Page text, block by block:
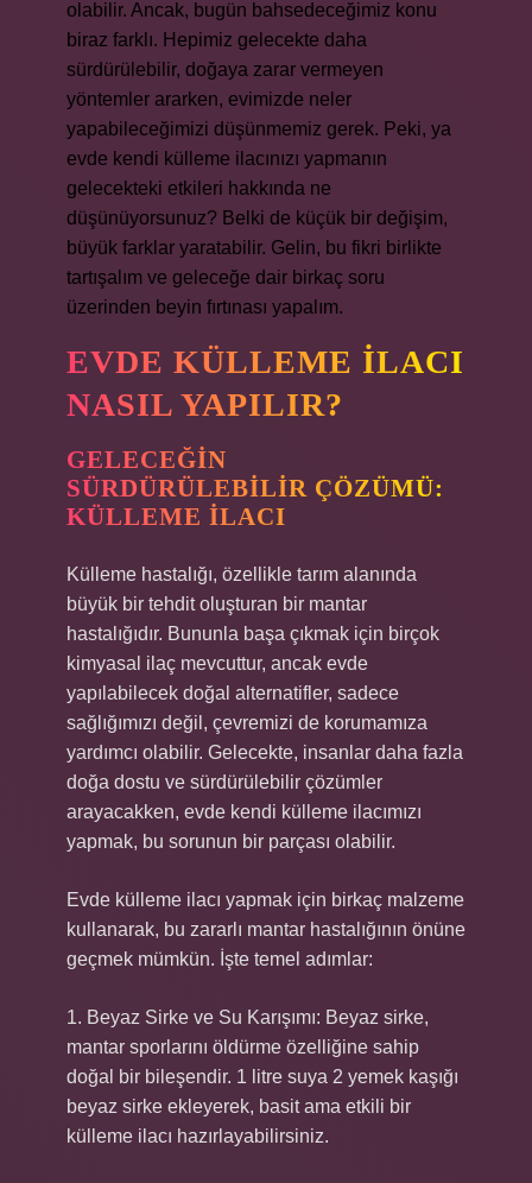
olabilir. Ancak, bugün bahsedeceğimiz konu
biraz farklı. Hepimiz gelecekte daha
sürdürülebilir, doğaya zarar vermeyen
yöntemler ararken, evimizde neler
yapabileceğimizi düşünmemiz gerek. Peki, ya
evde kendi külleme ilacınızı yapmanın
gelecekteki etkileri hakkında ne
düşünüyorsunuz? Belki de küçük bir değişim,
büyük farklar yaratabilir. Gelin, bu fikri birlikte
tartışalım ve geleceğe dair birkaç soru
üzerinden beyin fırtınası yapalım.
EVDE KÜLLEME İLACI
NASIL YAPILIR?
GELECEĞIN
SÜRDÜRÜLEBILIR ÇÖZÜMÜ:
KÜLLEME İLACI
Külleme hastalığı, özellikle tarım alanında
büyük bir tehdit oluşturan bir mantar
hastalığıdır. Bununla başa çıkmak için birçok
kimyasal ilaç mevcuttur, ancak evde
yapılabilecek doğal alternatifler, sadece
sağlığımızı değil, çevremizi de korumamıza
yardımcı olabilir. Gelecekte, insanlar daha fazla
doğa dostu ve sürdürülebilir çözümler
arayacakken, evde kendi külleme ilacımızı
yapmak, bu sorunun bir parçası olabilir.
Evde külleme ilacı yapmak için birkaç malzeme
kullanarak, bu zararlı mantar hastalığının önüne
geçmek mümkün. İşte temel adımlar:
1. Beyaz Sirke ve Su Karışımı: Beyaz sirke,
mantar sporlarını öldürme özelliğine sahip
doğal bir bileşendir. 1 litre suya 2 yemek kaşığı
beyaz sirke ekleyerek, basit ama etkili bir
külleme ilacı hazırlayabilirsiniz.